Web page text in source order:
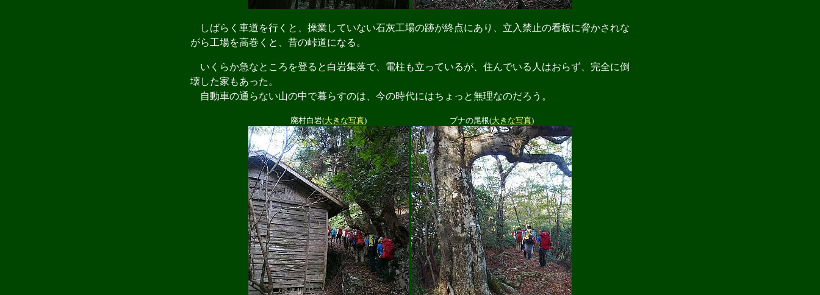
しばらく車道を行くと、操業していない石灰工場の跡が終点にあり、立入禁止の看板に脅かされな
がら工場を高巻くと、昔の峠道になる。
いくらか急なところを登ると白岩集落で、電柱も立っているが、住んでいる人はおらず、完全に倒
壊した家もあった。
自動車の通らない山の中で暮らすのは、今の時代にはちょっと無理なのだろう。
廃村白岩(大きな写真) ブナの尾根(大きな写真)